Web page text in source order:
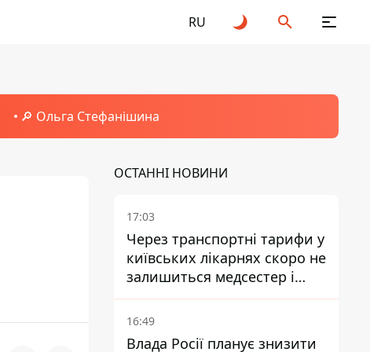
RU
🔎 Ольга Стефанішина
ОСТАННІ НОВИНИ
17:03
Через транспортні тарифи у
київських лікарнях скоро не
залишиться медсестер і
санітарок - професор
Голубовська
16:49
Влада Росії планує знизити